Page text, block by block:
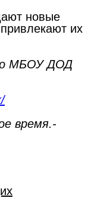
новые
их
о МБОУ ДОД
время.-